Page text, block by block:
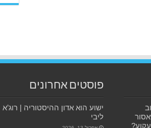
פוסטים אחרונים
ישוע הוא אדון ההיסטוריה | רוג’א
ליבי